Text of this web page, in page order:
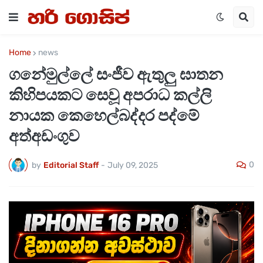
Home news
ගනේමුල්ලේ සංජීව ඇතුලු ඝාතන
කිහිපයකට සෙවූ අපරාධ කල්ලි
නායක කෙහෙල්බද්දර පද්මේ
අත්අඩංගුව
by Editorial Staff - July 09, 2025 0